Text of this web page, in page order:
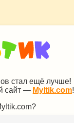
стал ещё лучше!
сайт — Myltik.com!